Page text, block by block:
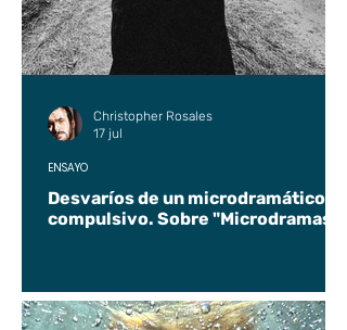
Desvaríos de un microdramático
compulsivo. Sobre "Microdramas".
ENSAYO
Christopher Rosales
17 jul